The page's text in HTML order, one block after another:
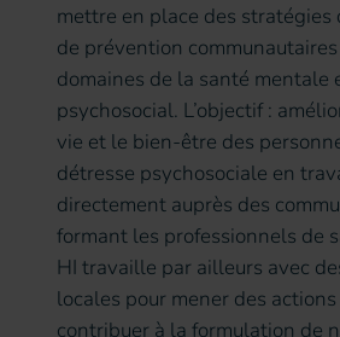
mettre en place des stratégies
de prévention
domaines de la santé mentale
psychosocial. L’objectif :
vie et le bien-être des
détresse psychosociale en
directement auprès des
formant les professionnels de
HI travaille par ailleurs avec
locales pour mener des
contribuer à la formulation de